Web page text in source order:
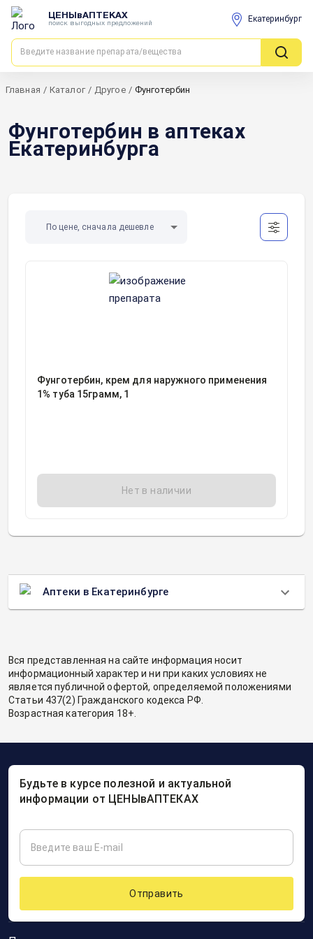
ЦЕНЫвАПТЕКАХ
поиск выгодных предложений Екатеринбург
Главная / Каталог / Другое / Фунготербин
Фунготербин в аптеках
Екатеринбурга
По цене, сначала дешевле
Фунготербин, крем для наружного применения
1% туба 15грамм, 1
Нет в наличии
Аптеки в Екатеринбурге
Вся представленная на сайте информация носит
информационный характер и ни при каких условиях не
является публичной офертой, определяемой положениями
Статьи 437(2) Гражданского кодекса РФ.
Возрастная категория 18+.
Будьте в курсе полезной и актуальной
информации от ЦЕНЫвАПТЕКАХ
Отправить